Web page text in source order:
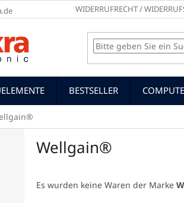
WIDERRUFRECHT /
BESTSELLER
Wellgain®
Es wurden keine Waren der Marke